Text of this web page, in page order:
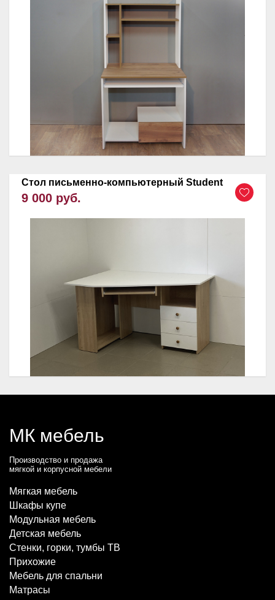
Стол письменно-компьютерный Student
9 000 руб.
МК мебель
Производство и продажа
мягкой и корпусной мебели
Мягкая мебель
Шкафы купе
Модульная мебель
Детская мебель
Стенки, горки, тумбы ТВ
Прихожие
Мебель для спальни
Матрасы